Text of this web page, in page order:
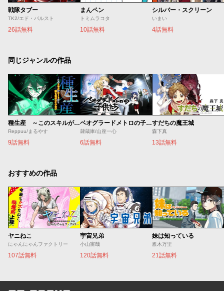
戦隊タブー
TK2/エド・バルスト
26話無料
まんペン
トミムラコタ
10話無料
シルバー・スクリーン
いまい
4話無料
同じジャンルの作品
種生産 ～このスキルがチートだとまだ誰も気付いていない～
Reppuu/まるやす
9話無料
ベオグラードメトロの子供たち
隷蔵庫/山座一心
6話無料
すだちの魔王城
森下真
13話無料
おすすめの作品
ヤニねこ
にゃんにゃんファクトリー
107話無料
宇宙兄弟
小山宙哉
120話無料
妹は知っている
雁木万里
21話無料